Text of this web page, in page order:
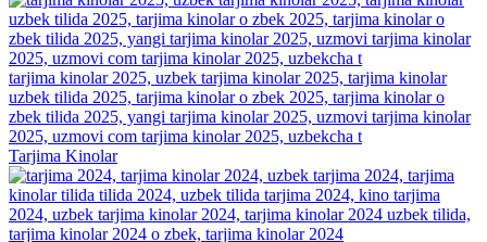
tarjima kinolar 2025, uzbek tarjima kinolar 2025, tarjima kinolar
uzbek tilida 2025, tarjima kinolar o zbek 2025, tarjima kinolar o
zbek tilida 2025, yangi tarjima kinolar 2025, uzmovi tarjima kinolar
2025, uzmovi com tarjima kinolar 2025, uzbekcha t
Tarjima Kinolar